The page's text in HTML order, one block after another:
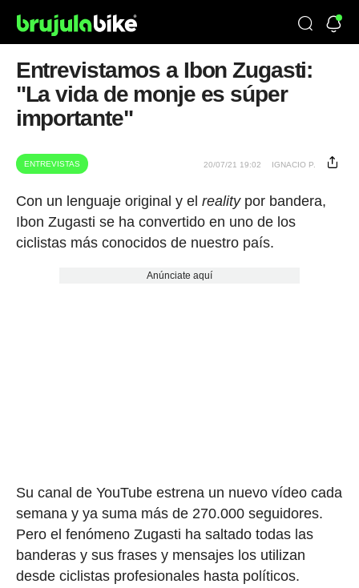
Entrevistamos a Ibon Zugasti:
"La vida de monje es súper
importante"
ENTREVISTAS 20/07/21 19:02 IGNACIO P.
Con un lenguaje original y el realitypor bandera,
Ibon Zugasti se ha convertido en uno de los
ciclistas más conocidos de nuestro país.
Anúnciate aquí
Su canal de YouTube estrena un nuevo vídeo cada
semana y ya suma más de 270.000 seguidores.
Pero el fenómeno Zugasti ha saltado todas las
banderas y sus frases y mensajes los utilizan
desde ciclistas profesionales hasta políticos.